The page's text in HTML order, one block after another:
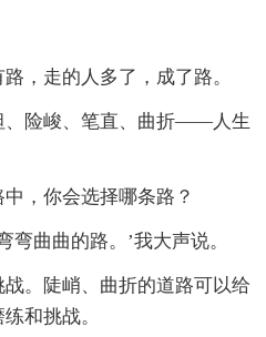
，走的人多了，成了路。
、险峻、笔直、曲折――人生
，你会选择哪条路？
弯曲曲的路。’我大声说。
。陡峭、曲折的道路可以给
和挑战。